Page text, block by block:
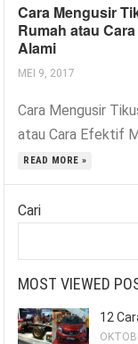
Cara Mengusir
Rumah atau
Alami
MEI 9, 2017
Cara Mengusir
atau Cara Efektif
READ MORE »
Cari
MOST VIEWED
12